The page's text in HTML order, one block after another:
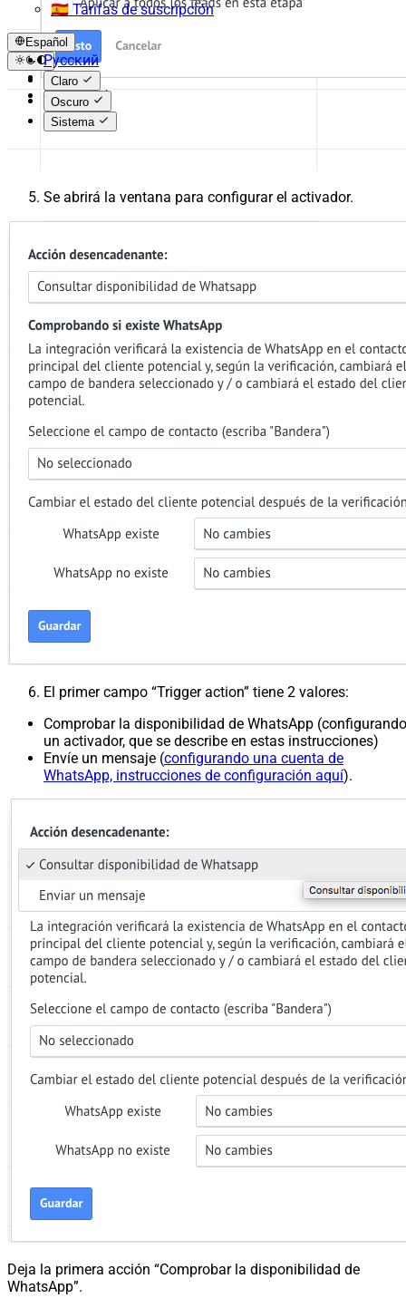
🇪🇸 Tarifas de suscripción
Español
Русский
English
Español
Claro
Oscuro
Sistema
Se abrirá la ventana para configurar el activador.
El primer campo “Trigger action” tiene 2 valores:
Comprobar la disponibilidad de WhatsApp (configurando
un activador, que se describe en estas instrucciones)
Envíe un mensaje (configurando una cuenta de
WhatsApp, instrucciones de configuración aquí).
Deja la primera acción “Comprobar la disponibilidad de
WhatsApp”.